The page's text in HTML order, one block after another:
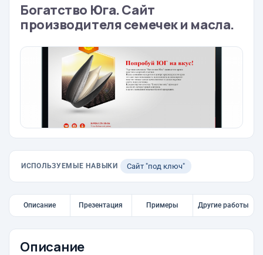
Богатство Юга. Сайт
производителя семечек и масла.
ИСПОЛЬЗУЕМЫЕ НАВЫКИ Сайт "под ключ"
Описание Презентация Примеры Другие работы
Описание